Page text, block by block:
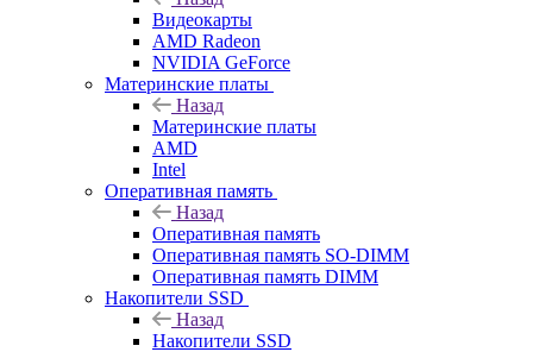
Видеокарты
AMD Radeon
NVIDIA GeForce
Материнские платы
Назад
Материнские платы
AMD
Intel
Оперативная память
Назад
Оперативная память
Оперативная память SO-DIMM
Оперативная память DIMM
Накопители SSD
Назад
Накопители SSD